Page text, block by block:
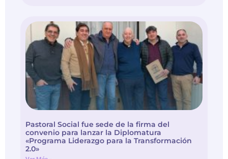
Pastoral Social fue sede de la firma del
convenio para lanzar la Diplomatura
«Programa Liderazgo para la Transformación
2.0»